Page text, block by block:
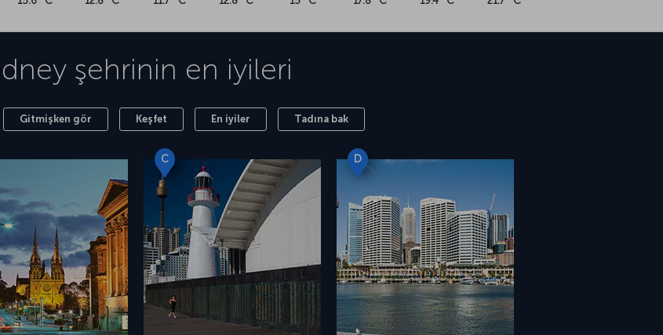
şehrinin en iyileri
Gitmişken gör Keşfet En iyiler Tadına bak
C D